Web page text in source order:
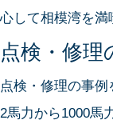
心して相模湾を満
点検・修理
点検・修理の事例
2馬力から1000馬